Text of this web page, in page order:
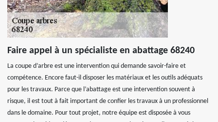
Faire appel à un spécialiste en abattage 68240
La coupe d’arbre est une intervention qui demande savoir-faire et
compétence. Encore faut-il disposer les matériaux et les outils adéquats
pour les travaux. Parce que l’abattage est une intervention souvent à
risque, il est tout à fait important de confier les travaux à un professionnel
dans le domaine. Pour tout projet, notre équipe est disposée à vous